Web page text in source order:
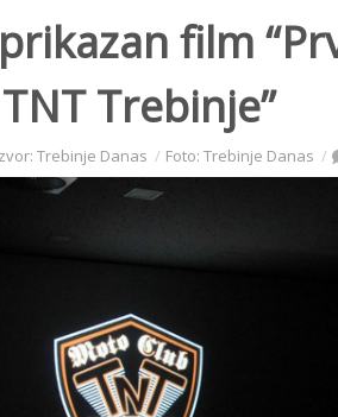
film
Trebinje”
Trebinje Danas Foto: Trebinje Danas